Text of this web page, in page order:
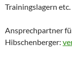
Trainingslagern
Ansprechpartner
Hibschenberger: